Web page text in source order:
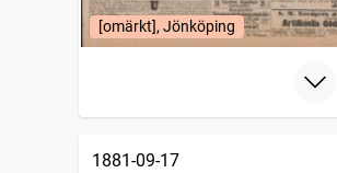
[omärkt], Jönköping
1881-09-17